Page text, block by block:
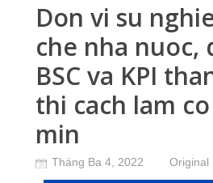
Don vi su
che nha nuoc,
BSC va KPI
thi cach lam
min
Tháng Ba 4, 2022 Original